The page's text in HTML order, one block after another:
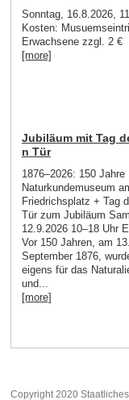
Sonntag, 16.8.2026,
Kosten:
Erwachsene zzgl. 2 €
[more]
Jubiläum mit Tag
n Tür
1876–2026: 150 Jahre
Naturkundemuseum
Friedrichsplatz + Tag
Tür zum Jubiläum
12.9.2026 10–18 Uhr
Vor 150 Jahren, am 13.
September 1876,
eigens für das
und...
[more]
Copyright 2020